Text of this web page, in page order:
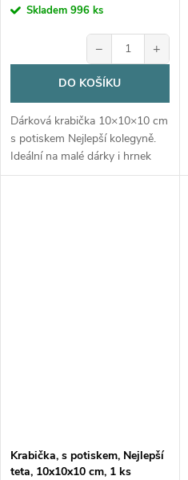
Skladem 996 ks
− +
DO KOŠÍKU
Dárková krabička 10×10×10 cm
s potiskem Nejlepší kolegyně.
Ideální na malé dárky i hrnek
330 ml. Z bílého kartonu,
Krabička, s potiskem, Nejlepší
teta, 10x10x10 cm, 1 ks